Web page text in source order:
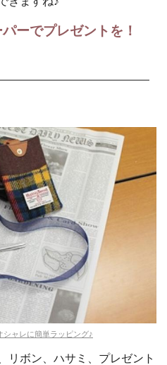
ーでプレゼントを！
シャレに簡単ラッピング♪
リボン、ハサミ、プレゼント